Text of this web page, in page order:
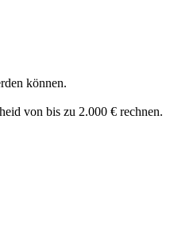
können.
von bis zu 2.000 € rechnen.